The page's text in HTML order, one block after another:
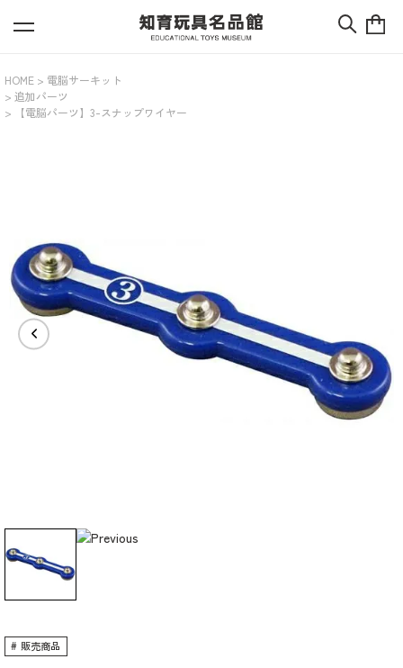
HOME
電脳サーキット
追加パーツ
【電脳パーツ】3-スナップワイヤー
販売商品